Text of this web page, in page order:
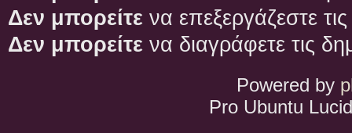
Δεν μπορείτε να επεξεργάζεστε
Δεν μπορείτε να διαγράφετε τις
Powered by
Pro Ubuntu